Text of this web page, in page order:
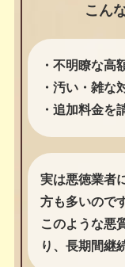
こん
・不明瞭な高
・汚い・雑な
・追加料金を
実は悪徳業者
方も多いので
このような悪
り、長期間継